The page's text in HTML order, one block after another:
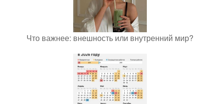
Что важнее: внешность или внутренний мир?